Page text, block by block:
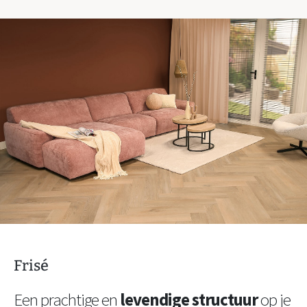
Frisé
Een prachtige en levendige structuurop je